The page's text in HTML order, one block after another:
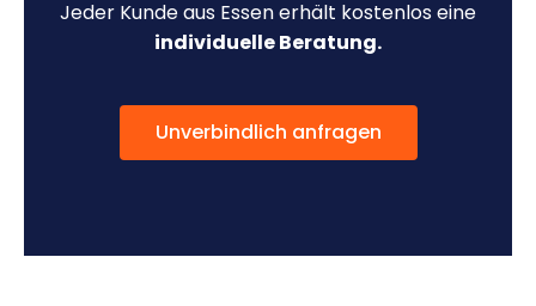
Jeder Kunde aus Essen erhält kostenlos eine
individuelle Beratung.
Unverbindlich anfragen